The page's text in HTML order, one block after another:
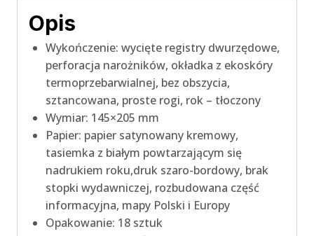
Opis
Wykończenie: wycięte registry dwurzędowe,
perforacja narożników, okładka z ekoskóry
termoprzebarwialnej, bez obszycia,
sztancowana, proste rogi, rok – tłoczony
Wymiar: 145×205 mm
Papier: papier satynowany kremowy,
tasiemka z białym powtarzającym się
nadrukiem roku,druk szaro-bordowy, brak
stopki wydawniczej, rozbudowana część
informacyjna, mapy Polski i Europy
Opakowanie: 18 sztuk